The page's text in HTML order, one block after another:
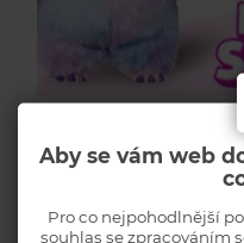
Aby se vám web
Pro co nejpohodlnější
souhlas se zpracováním